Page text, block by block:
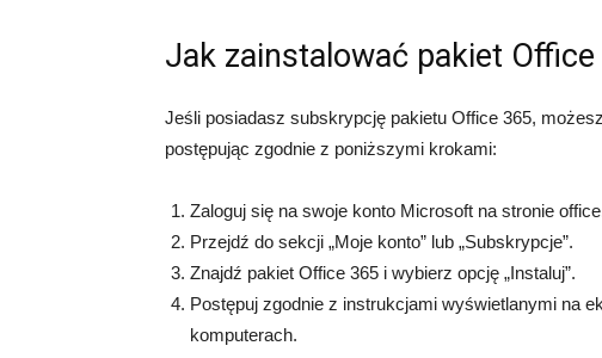
Jak zainstalować pakiet
Jeśli posiadasz subskrypcję pakietu Office 365,
postępując zgodnie z poniższymi krokami:
Zaloguj się na swoje konto Microsoft na stronie
Przejdź do sekcji „Moje konto” lub „Subskrypcje”.
Znajdź pakiet Office 365 i wybierz opcję „Instaluj”.
Postępuj zgodnie z instrukcjami wyświetlanymi na
komputerach.